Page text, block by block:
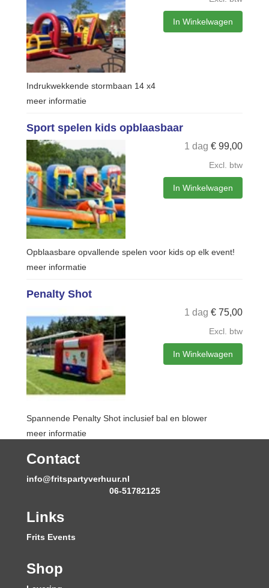
In Winkelwagen
Indrukwekkende stormbaan 14 x4
meer informatie
Sport spelen kids opblaasbaar
1 dag € 99,00
Excl. btw
In Winkelwagen
Opblaasbare opvallende spelen voor kids op elk event!
meer informatie
Penalty Shot
1 dag € 75,00
Excl. btw
In Winkelwagen
Spannende Penalty Shot inclusief bal en blower
meer informatie
Contact
info@fritspartyverhuur.nl
06-51782125
Links
Frits Events
Shop